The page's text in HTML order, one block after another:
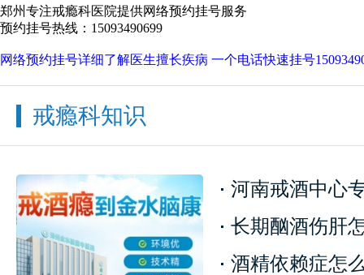
郑州专注戒瘾科医院提供网络预约挂号服务
预约挂号热线：15093490699
网络预约挂号详细了解医生擅长疾病 一个电话快速挂号
戒瘾科知识
河南戒酒中心
长期酗酒伤肝
酒精依赖症怎